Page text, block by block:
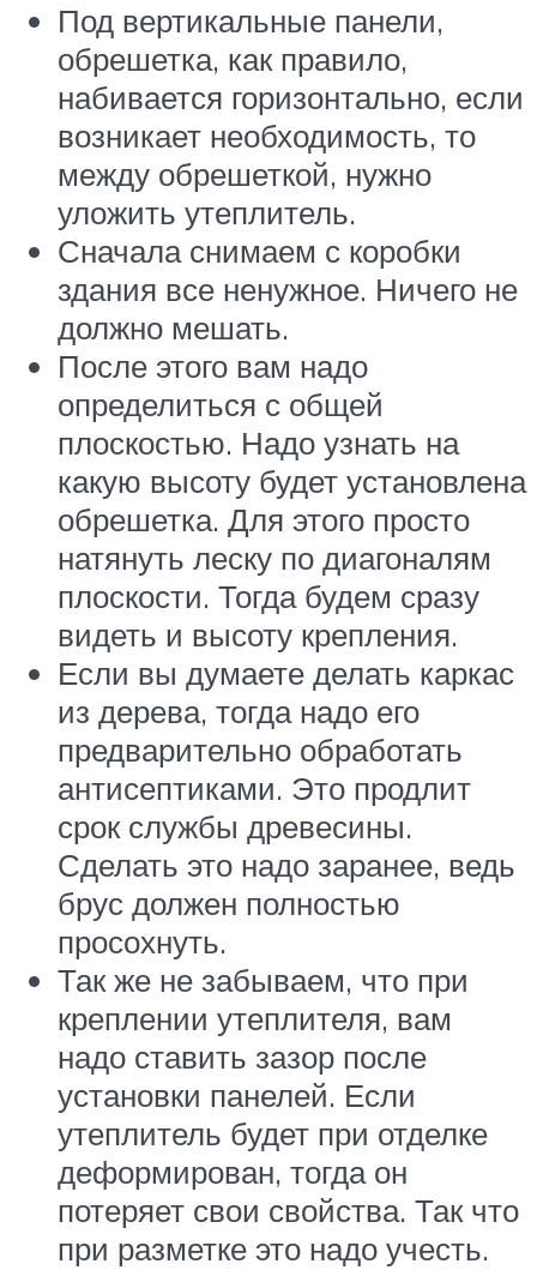
Под вертикальные панели,
обрешетка, как правило,
набивается горизонтально, если
возникает необходимость, то
между обрешеткой, нужно
уложить утеплитель.
Сначала снимаем с коробки
здания все ненужное. Ничего не
должно мешать.
После этого вам надо
определиться с общей
плоскостью. Надо узнать на
какую высоту будет установлена
обрешетка. Для этого просто
натянуть леску по диагоналям
плоскости. Тогда будем сразу
видеть и высоту крепления.
Если вы думаете делать каркас
из дерева, тогда надо его
предварительно обработать
антисептиками. Это продлит
срок службы древесины.
Сделать это надо заранее, ведь
брус должен полностью
просохнуть.
Так же не забываем, что при
креплении утеплителя, вам
надо ставить зазор после
установки панелей. Если
утеплитель будет при отделке
деформирован, тогда он
потеряет свои свойства. Так что
при разметке это надо учесть.